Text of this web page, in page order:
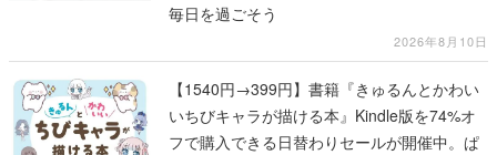
毎日を過ごそう
2026年8月10日
【1540円→399円】書籍『きゅるんとかわい
いちびキャラが描ける本』Kindle版を74%オ
フで購入できる日替わりセールが開催中。ぱ